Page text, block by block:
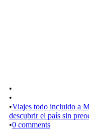
•
•
•Viajes todo incluido a
descubrir el país sin
•0 comments